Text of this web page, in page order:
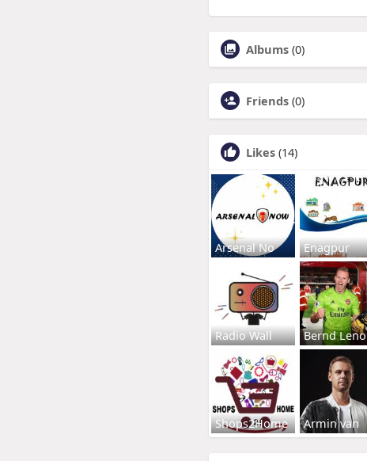
Albums (0)
Friends (0)
Likes (14)
Arsenal No Enagpur
Radio Wall Bernd Leno
Shops2Home Armin van